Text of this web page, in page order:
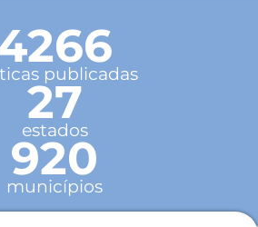
publicadas
27
estados
920
municípios